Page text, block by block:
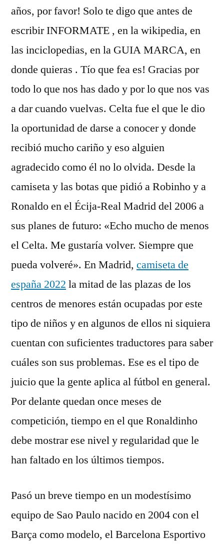
años, por favor! Solo te digo que antes de
escribir INFORMATE , en la wikipedia, en
las inciclopedias, en la GUIA MARCA, en
donde quieras . Tío que fea es! Gracias por
todo lo que nos has dado y por lo que nos vas
a dar cuando vuelvas. Celta fue el que le dio
la oportunidad de darse a conocer y donde
recibió mucho cariño y eso alguien
agradecido como él no lo olvida. Desde la
camiseta y las botas que pidió a Robinho y a
Ronaldo en el Écija-Real Madrid del 2006 a
sus planes de futuro: «Echo mucho de menos
el Celta. Me gustaría volver. Siempre que
pueda volveré». En Madrid, camiseta de
españa 2022 la mitad de las plazas de los
centros de menores están ocupadas por este
tipo de niños y en algunos de ellos ni siquiera
cuentan con suficientes traductores para saber
cuáles son sus problemas. Ese es el tipo de
juicio que la gente aplica al fútbol en general.
Por delante quedan once meses de
competición, tiempo en el que Ronaldinho
debe mostrar ese nivel y regularidad que le
han faltado en los últimos tiempos.
Pasó un breve tiempo en un modestísimo
equipo de Sao Paulo nacido en 2004 con el
Barça como modelo, el Barcelona Esportivo